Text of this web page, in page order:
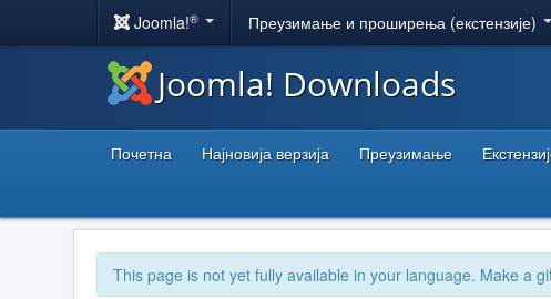
Joomla!® Преузимање и проширења (екстензије)
Joomla! Downloads
Почетна Најновија верзија Преузимање
This page is not yet fully available in your language. Make a